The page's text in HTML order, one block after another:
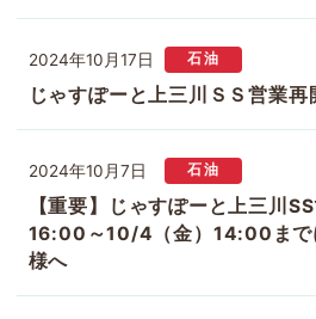
2024年10月17日 石油
じゃすぽーと上三川ＳＳ営業再
2024年10月7日 石油
【重要】じゃすぽーと上三川
16:00～10/4（金）14:00まで
様へ